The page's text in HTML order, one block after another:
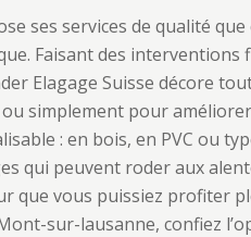
ses services de qualité
Faisant des
Elagage Suisse décore
simplement pour
: en bois, en PVC ou
qui peuvent roder aux
que vous puissiez profiter
sur-lausanne, confiez